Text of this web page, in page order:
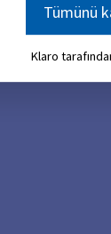
Tümünü
Klaro